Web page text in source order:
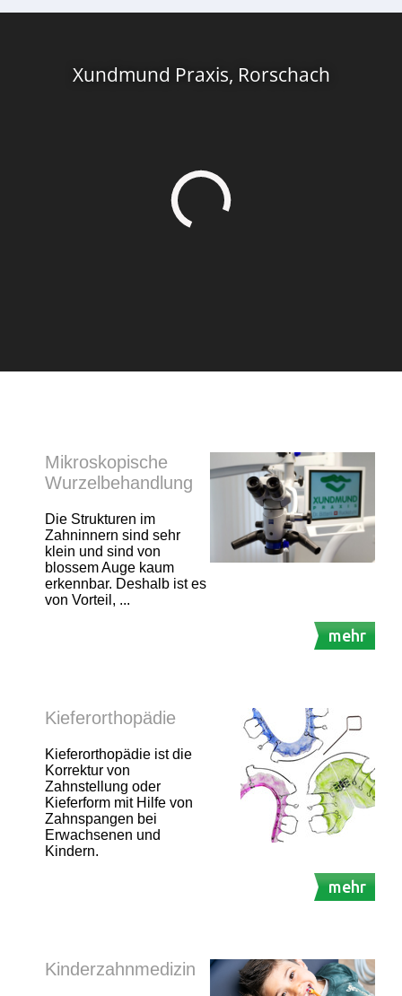
Mikroskopische
Wurzelbehandlung
Die Strukturen im
Zahninnern sind sehr
klein und sind von
blossem Auge kaum
erkennbar. Deshalb ist es
von Vorteil, ...
mehr
Kieferorthopädie
Kieferorthopädie ist die
Korrektur von
Zahnstellung oder
Kieferform mit Hilfe von
Zahnspangen bei
Erwachsenen und
Kindern.
mehr
Kinderzahnmedizin